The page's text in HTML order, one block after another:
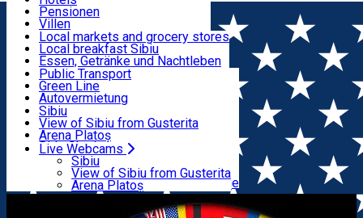
Essen, Getränke & Nachtleben
Transport & Parken
Live Webcams
Wie komme ich nach Sibiu?
Touristeninfo
Reiseführer
Guided tours
Local publication
Schönheitssalon
Fitnessstudio
Loc de joacă indoor
Loc de joacă outdoor
Ski
Eislaufen
Yoga
Pensionen
Villen
Hostels
Motels
Camping
Zimmer zu vermieten
Wohnungen
Unterkunft außerhalb von Sibiu
Local markets and grocery stores
Local breakfast Sibiu
Essen, Getränke und Nachtleben
Pizza
Fast Food
Kaffeestube
Konditorei
Pub, Bar
Nachtclubs
Bäckerei
Public Transport
Green Line
Autovermietung
Fahrad verleih
Scooter rentals
Taxi
Ride Sharing
Park-Tickets
Parkplätze
Ladestationen für Elektrofahrzeuge
Sibiu
View of Sibiu from Gusterita
Arena Platoș
Live Webcams
Sibiu
View of Sibiu from Gusterita
Arena Platoș
Home Sport und Abenteuer
ASOCIATIA CLUB
SPORTIV MUSASHI DOJO SIBIU